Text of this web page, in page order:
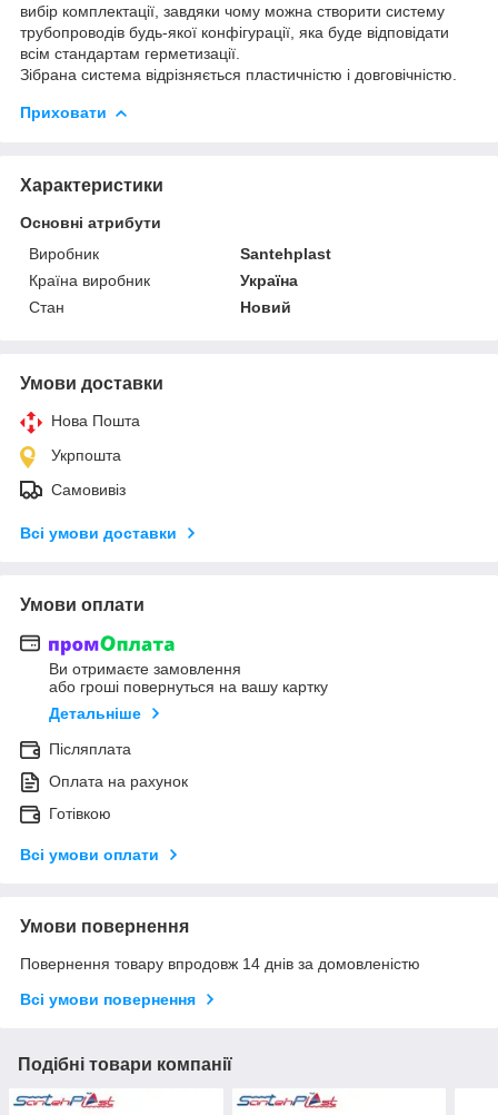
вибір комплектації, завдяки чому можна створити систему
трубопроводів будь-якої конфігурації, яка буде відповідати
всім стандартам герметизації.
Зібрана система відрізняється пластичністю і довговічністю.
Приховати
Характеристики
Основні атрибути
Виробник
Santehplast
Країна виробник
Україна
Стан
Новий
Умови доставки
Нова Пошта
Укрпошта
Самовивіз
Всі умови доставки
Умови оплати
Ви отримаєте замовлення
або гроші повернуться на вашу картку
Детальніше
Післяплата
Оплата на рахунок
Готівкою
Всі умови оплати
Умови повернення
Повернення товару впродовж 14 днів за домовленістю
Всі умови повернення
Подібні товари компанії